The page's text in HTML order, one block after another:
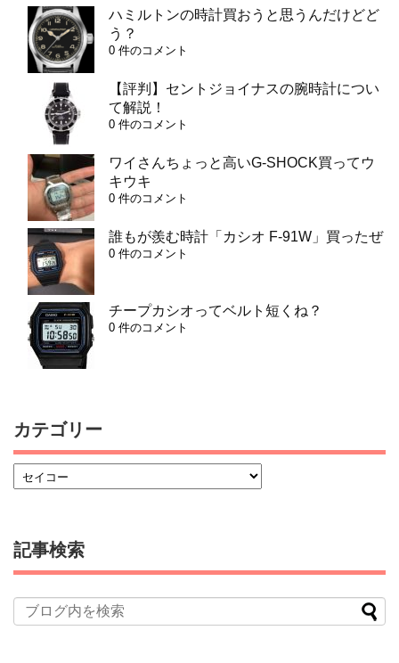
ハミルトンの時計買おうと思うんだけどど
う？
0 件のコメント
【評判】セントジョイナスの腕時計につい
て解説！
0 件のコメント
ワイさんちょっと高いG-SHOCK買ってウ
キウキ
0 件のコメント
誰もが羨む時計「カシオ F-91W」買ったぜ
0 件のコメント
チープカシオってベルト短くね？
0 件のコメント
カテゴリー
記事検索